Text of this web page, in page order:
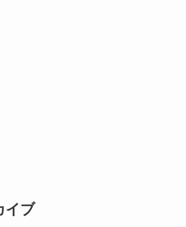
イブ